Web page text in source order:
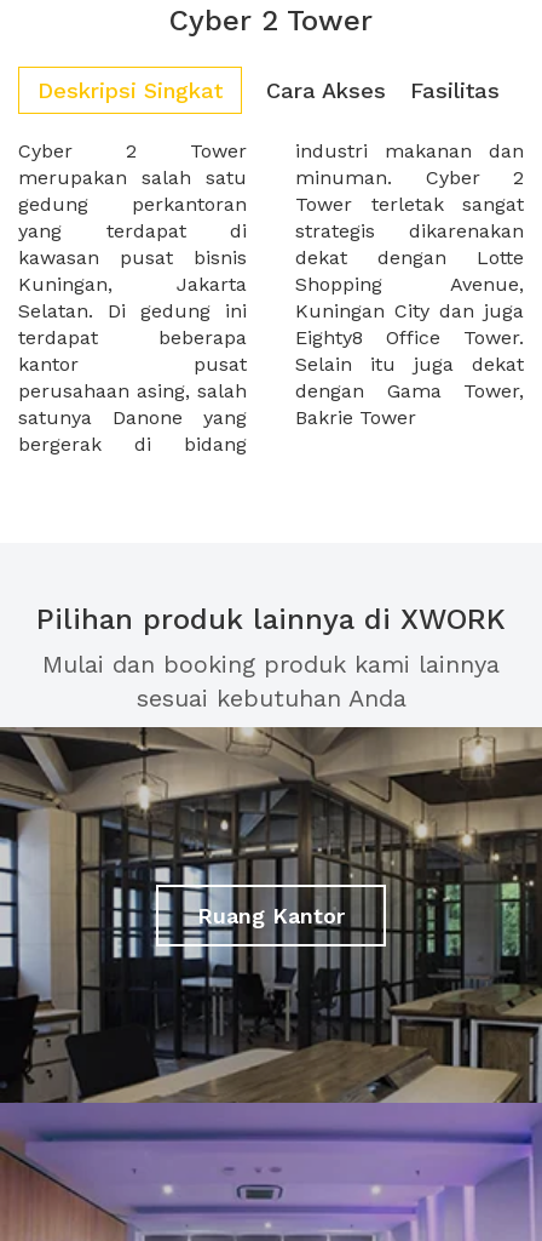
Cyber 2 Tower
Deskripsi Singkat Cara Akses Fasilitas
Cyber 2 Tower
merupakan salah satu
gedung perkantoran
yang terdapat di
kawasan pusat bisnis
Kuningan, Jakarta
Selatan. Di gedung ini
terdapat beberapa
kantor pusat
perusahaan asing, salah
satunya Danone yang
bergerak di bidang
industri makanan dan
minuman. Cyber 2
Tower terletak sangat
strategis dikarenakan
dekat dengan Lotte
Shopping Avenue,
Kuningan City dan juga
Eighty8 Office Tower.
Selain itu juga dekat
dengan Gama Tower,
Bakrie Tower
Pilihan produk lainnya di XWORK
Mulai dan booking produk kami lainnya
sesuai kebutuhan Anda
Ruang Kantor